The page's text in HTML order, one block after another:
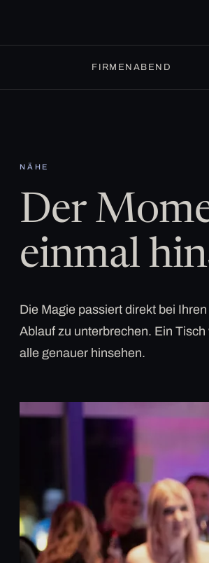
FIRMENABEND
NÄHE
Der
einmal
Die Magie passiert direkt bei
Ablauf zu unterbrechen. Ein
alle genauer hinsehen.